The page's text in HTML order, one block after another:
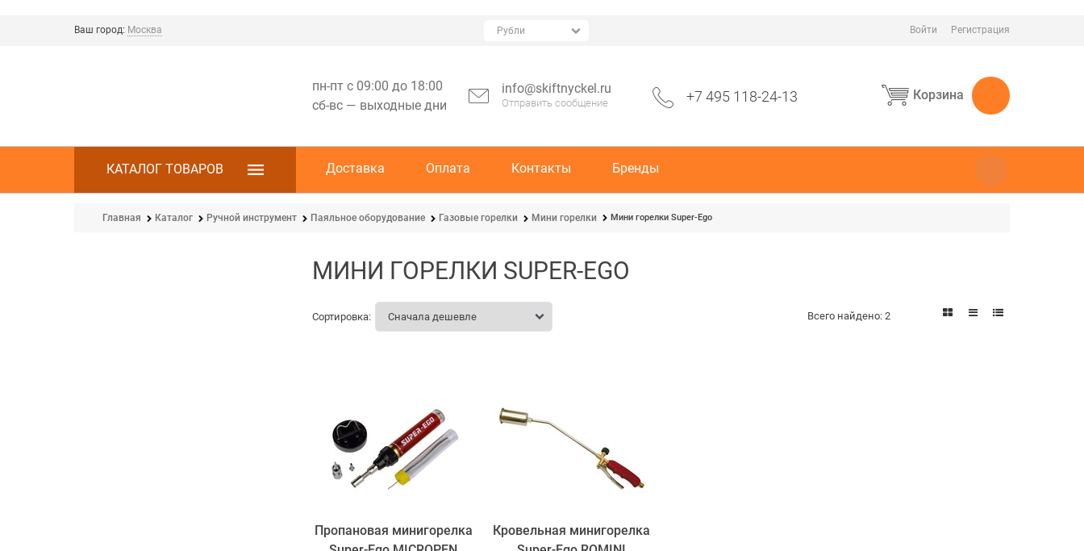
Ваш город: Москва Войти Регистрация
пн-пт с 09:00 до 18:00
сб-вс — выходные дни
info@skiftnyckel.ru
Отправить сообщение +7 495 118-24-13 Корзина
КАТАЛОГ ТОВАРОВ Доставка Оплата Контакты Бренды
Главная Каталог Ручной инструмент Паяльное оборудование Газовые горелки Мини горелки Мини горелки Super-Ego
МИНИ ГОРЕЛКИ SUPER-EGO
Сортировка: Всего найдено: 2
Пропановая минигорелка
Кровельная минигорелка